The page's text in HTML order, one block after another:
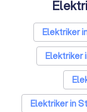
Elektriker
Elektriker
Elektriker in